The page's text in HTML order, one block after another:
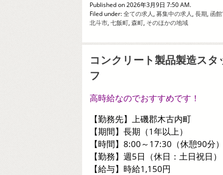
Published on 2026年3月9日 7:50 AM.
Filed under:全ての求人, 募集中の求人, 長期, 函
北斗市, 七飯町, 森町, そのほかの地域
コンクリート製品製造スタ
フ
高時給なのでおすすめです！
【勤務先】上磯郡木古内町
【期間】長期（1年以上）
【時間】8:00～17:30（休憩90分
【勤務】週5日（休日：土日祝日）
【給与】時給1,150円